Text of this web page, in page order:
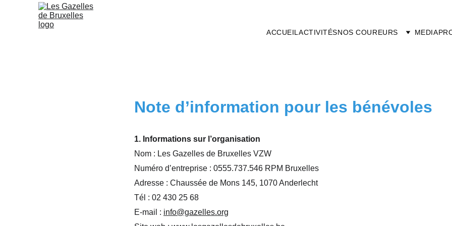
ACCUEILACTIVITÉSNOS COUREURS MEDIA
Note d’information pour les bénévoles
1. Informations sur l’organisation
Nom : Les Gazelles de Bruxelles VZW
Numéro d’entreprise : 0555.737.546 RPM Bruxelles
Adresse : Chaussée de Mons 145, 1070 Anderlecht
Tél : 02 430 25 68
E-mail : info@gazelles.org